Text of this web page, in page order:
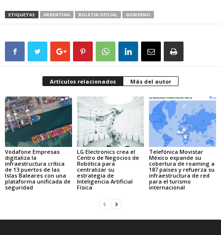
ETIQUETAS ARGENTINA BOLETIN OFICIAL GOBIERNO
Artículos relacionados Más del autor
Vodafone Empresas
digitaliza la
infraestructura crítica
de 13 puertos de las
Islas Baleares con una
plataforma unificada de
seguridad
LG Electronics crea el
Centro de Negocios de
Robótica para
centralizar su
estrategia de
Inteligencia Artificial
Física
Telefónica Movistar
México expande su
cobertura de roaming a
187 países y refuerza su
infraestructura de red
para el turismo
internacional